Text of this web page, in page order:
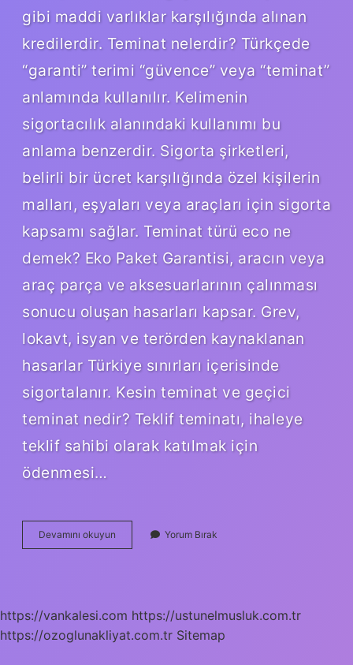
gibi maddi varlıklar karşılığında alınan
kredilerdir. Teminat nelerdir? Türkçede
“garanti” terimi “güvence” veya “teminat”
anlamında kullanılır. Kelimenin
sigortacılık alanındaki kullanımı bu
anlama benzerdir. Sigorta şirketleri,
belirli bir ücret karşılığında özel kişilerin
malları, eşyaları veya araçları için sigorta
kapsamı sağlar. Teminat türü eco ne
demek? Eko Paket Garantisi, aracın veya
araç parça ve aksesuarlarının çalınması
sonucu oluşan hasarları kapsar. Grev,
lokavt, isyan ve terörden kaynaklanan
hasarlar Türkiye sınırları içerisinde
sigortalanır. Kesin teminat ve geçici
teminat nedir? Teklif teminatı, ihaleye
teklif sahibi olarak katılmak için
ödenmesi…
Devamını okuyun
Türleri
Yorum Bırak
https://vankalesi.com https://ustunelmusluk.com.tr
https://ozoglunakliyat.com.tr Sitemap